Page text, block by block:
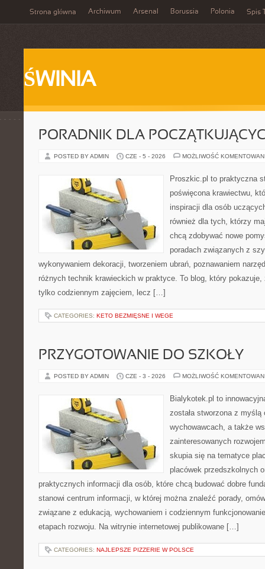
Strona główna Archiwum Arsenal Borussia Polonia Spis
ŚWINIA
PORADNIK DLA
POSTED BY ADMIN CZE - 5 - 2026 MOŻLIWOŚĆ
Proszkic.pl to praktyczna
poświęcona krawiectwu,
inspiracji dla osób
również dla tych, którzy
chcą zdobywać nowe
poradach związanych z
wykonywaniem dekoracji, tworzeniem ubrań, poznawaniem
różnych technik krawieckich w praktyce. To blog, który
tylko codziennym zajęciem, lecz […]
CATEGORIES: KETO BEZMIĘSNE I WEGE
PRZYGOTOWANIE DO SZKOŁY
POSTED BY ADMIN CZE - 3 - 2026 MOŻLIWOŚĆ
Bialykotek.pl to
została stworzona z myślą
wychowawcach, a także
zainteresowanych
skupia się na tematyce
placówek przedszkolnych
praktycznych informacji dla osób, które chcą budować dobre
stanowi centrum informacji, w której można znaleźć porady,
związane z edukacją, wychowaniem i codziennym
etapach rozwoju. Na witrynie internetowej publikowane […]
CATEGORIES: NAJLEPSZE PIZZERIE W POLSCE